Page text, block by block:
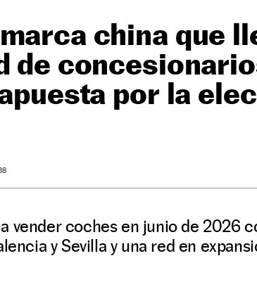
china que
de
por la
vender coches en junio de 2026
y Sevilla y una red en